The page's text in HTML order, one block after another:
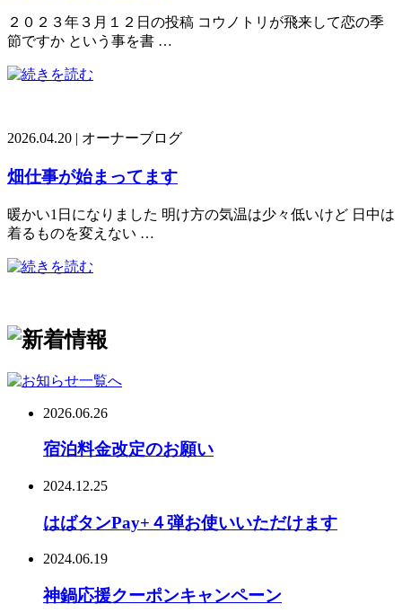
２０２３年３月１２日の投稿 コウノトリが飛来して恋の季
節ですか という事を書 …
2026.04.20 | オーナーブログ
畑仕事が始まってます
暖かい1日になりました 明け方の気温は少々低いけど 日中は
着るものを変えない …
2026.06.26
宿泊料金改定のお願い
2024.12.25
はばタンPay+４弾お使いいただけます
2024.06.19
神鍋応援クーポンキャンペーン